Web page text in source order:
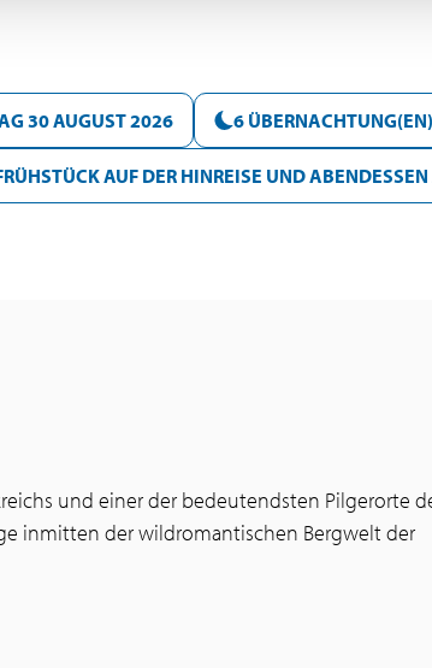
30 AUGUST 2026 6 ÜBERNACHTUNG(EN)
AUF DER HINREISE UND ABENDESSEN
und einer der bedeutendsten Pilgerorte
inmitten der wildromantischen Bergwelt der